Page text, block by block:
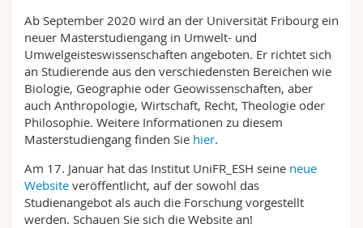
Ab September 2020 wird an der Universität Fribourg ein
neuer Masterstudiengang in Umwelt- und
Umwelgeisteswissenschaften angeboten. Er richtet sich
an Studierende aus den verschiedensten Bereichen wie
Biologie, Geographie oder Geowissenschaften, aber
auch Anthropologie, Wirtschaft, Recht, Theologie oder
Philosophie. Weitere Informationen zu diesem
Masterstudiengang finden Sie hier.
Am 17. Januar hat das Institut UniFR_ESH seine neue
Website veröffentlicht, auf der sowohl das
Studienangebot als auch die Forschung vorgestellt
werden. Schauen Sie sich die Website an!